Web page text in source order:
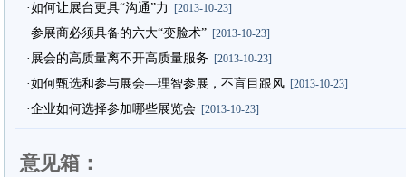
·如何让展台更具“沟通”力 [2013-10-23]
·参展商必须具备的六大“变脸术”[2013-10-23]
·展会的高质量离不开高质量服务 [2013-10-23]
·如何甄选和参与展会—理智参展，不盲目跟风[2013-10-23]
·企业如何选择参加哪些展览会[2013-10-23]
意见箱：